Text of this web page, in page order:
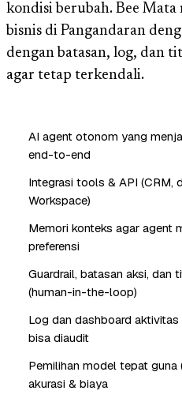
kondisi berubah. Bee
bisnis di Pangandaran
dengan batasan, log, dan
agar tetap terkendali.
AI agent otonom yang
end-to-end
Integrasi tools & API (CRM,
Workspace)
Memori konteks agar agent
preferensi
Guardrail, batasan aksi, dan
(human-in-the-loop)
Log dan dashboard
bisa diaudit
Pemilihan model tepat guna
akurasi & biaya